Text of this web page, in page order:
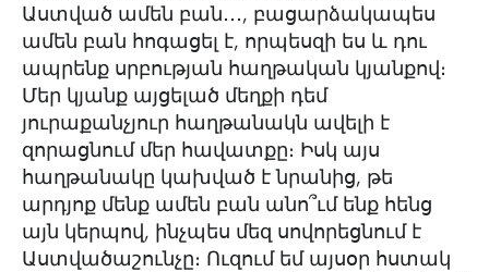
Աստված ամեն բան․․․, բացարձակապես
ամեն բան հոգացել է, որպեսզի ես և դու
ապրենք սրբության հաղթական կյանքով։
Մեր կյանք այցելած մեղքի դեմ
յուրաքանչյուր հաղթանակն ավելի է
զորացնում մեր հավատքը։ Իսկ այս
հաղթանակը կախված է նրանից, թե
արդյոք մենք ամեն բան անո՞ւմ ենք հենց
այն կերպով, ինչպես մեզ սովորեցնում է
Աստվածաշունչը։ Ուզում եմ այսօր հստակ